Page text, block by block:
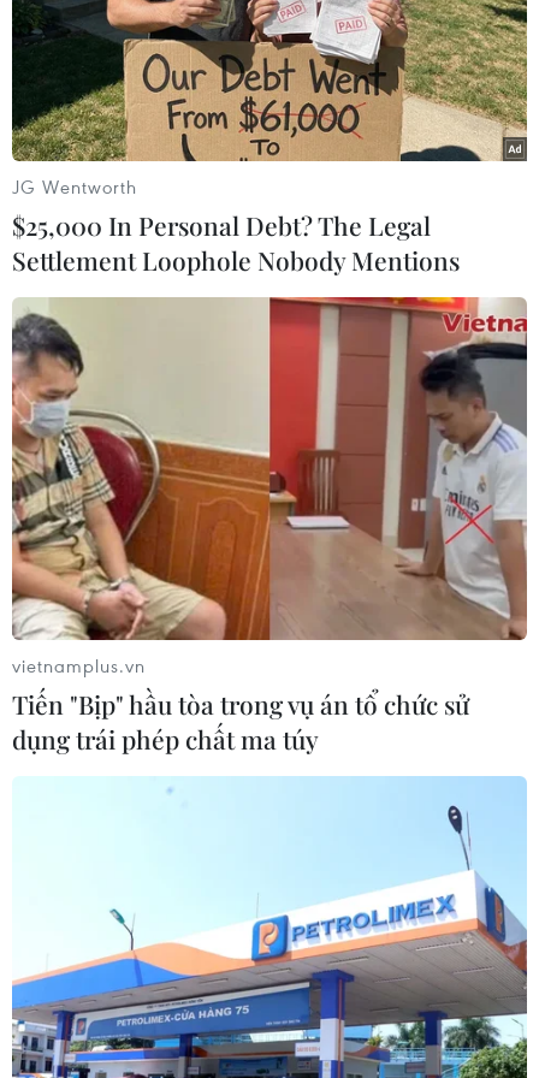
Thời tiết khá mát mẻ trong 3 ngày diễn ra
kỳ thi THPT quốc gia
20/06/2017 14:40
Thời tiết trên cả nước các ngày (từ 21-24/6) diễn ra kỳ
thi Trung học phổ thông quốc gia năm nay khá mát mẻ,
có lúc có mưa rào và dông vài nơi.
Thời tiết 21/6: Hà Nội mưa dông rải rác ,
JG Wentworth
$25,000 In Personal Debt? The Legal
Settlement Loophole Nobody Mentions
vietnamplus.vn
Tiến "Bịp" hầu tòa trong vụ án tổ chức sử
dụng trái phép chất ma túy